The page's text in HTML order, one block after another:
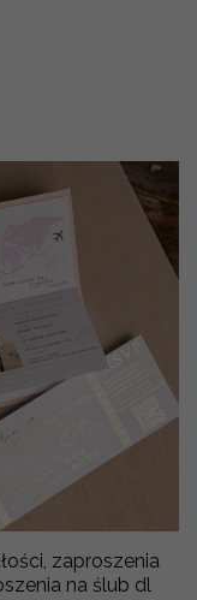
zaproszenia
na ślub dl